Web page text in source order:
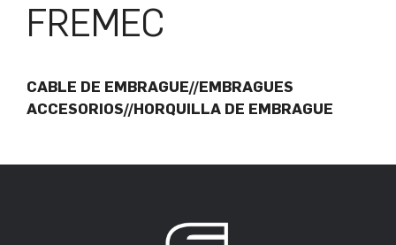
FREMEC
CABLE DE EMBRAGUE//EMBRAGUES
ACCESORIOS//HORQUILLA DE EMBRAGUE